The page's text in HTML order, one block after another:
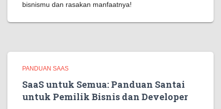
bisnismu dan rasakan manfaatnya!
PANDUAN SAAS
SaaS untuk Semua: Panduan Santai
untuk Pemilik Bisnis dan Developer